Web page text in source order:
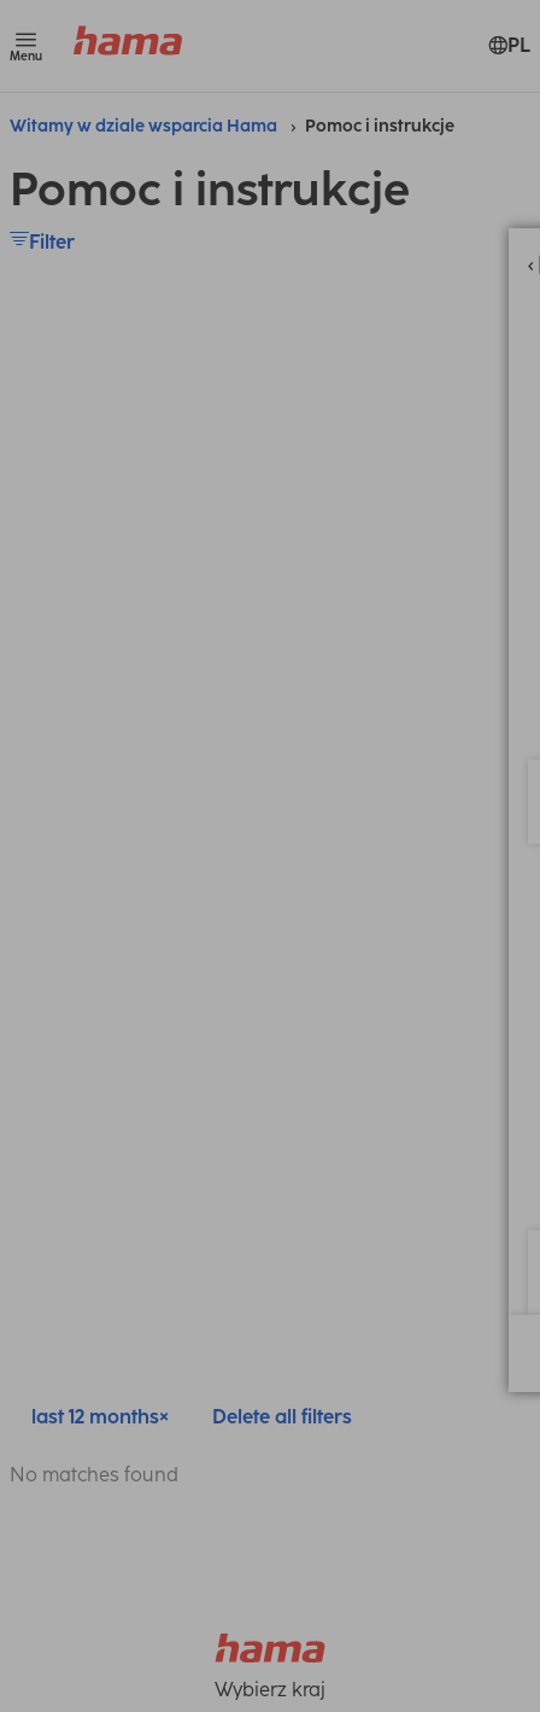
Menu PL
Witamy w dziale wsparcia Hama Pomoc i instrukcje
Pomoc i instrukcje
Filter
last 12 months Delete all filters
No matches found
Wybierz kraj